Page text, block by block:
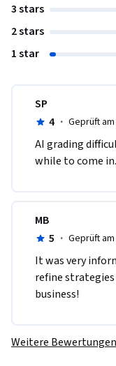
3 stars
2 stars
1 star
SP
4 · Geprüft
AI grading
while to come in.
MB
5 · Geprüft
It was very
refine
business!
Weitere